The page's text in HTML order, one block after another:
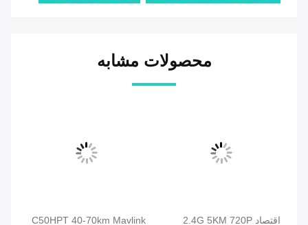
محصولات مشابه
اقتصاد 2.4G 5KM 720P
C50HPT 40-70km Mavlink